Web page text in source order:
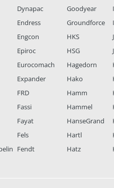
Dynapac
Endress
Engcon
Epiroc
Eurocomach
Expander
FRD
Fassi
Fayat
Fels
Fendt
Goodyear
Groundforce
HKS
HSG
Hagedorn
Hako
Hamm
Hammel
HanseGrand
Hartl
Hatz